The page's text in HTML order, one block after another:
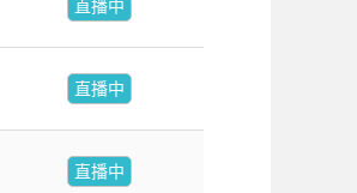
直播中
直播中
直播中